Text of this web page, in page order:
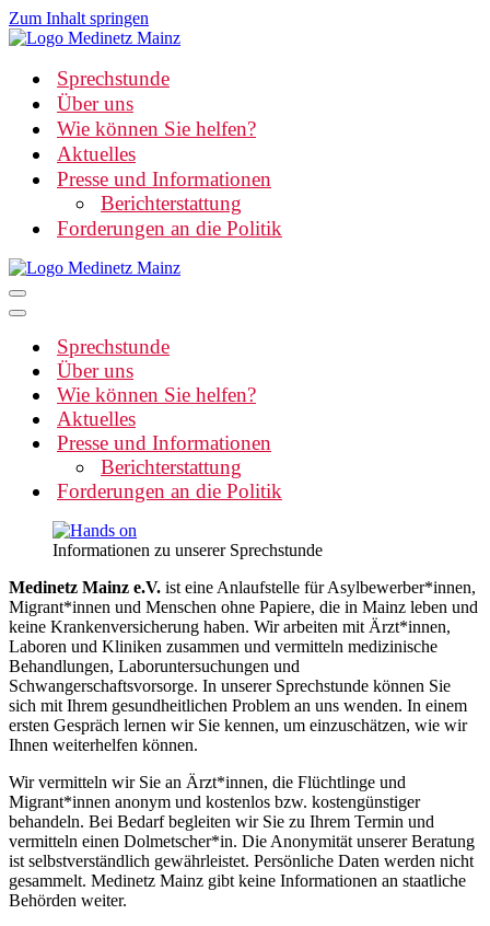
Zum Inhalt springen
Sprechstunde
Über uns
Wie können Sie helfen?
Aktuelles
Presse und Informationen
Berichterstattung
Forderungen an die Politik
Navigationsmenü
Navigationsmenü
Sprechstunde
Über uns
Wie können Sie helfen?
Aktuelles
Presse und Informationen
Berichterstattung
Forderungen an die Politik
Informationen zu unserer Sprechstunde
Medinetz Mainz e.V. ist eine Anlaufstelle für Asylbewerber*innen,
Migrant*innen und Menschen ohne Papiere, die in Mainz leben und
keine Krankenversicherung haben. Wir arbeiten mit Ärzt*innen,
Laboren und Kliniken zusammen und vermitteln medizinische
Behandlungen, Laboruntersuchungen und
Schwangerschaftsvorsorge. In unserer Sprechstunde können Sie
sich mit Ihrem gesundheitlichen Problem an uns wenden. In einem
ersten Gespräch lernen wir Sie kennen, um einzuschätzen, wie wir
Ihnen weiterhelfen können.
Wir vermitteln wir Sie an Ärzt*innen, die Flüchtlinge und
Migrant*innen anonym und kostenlos bzw. kostengünstiger
behandeln. Bei Bedarf begleiten wir Sie zu Ihrem Termin und
vermitteln einen Dolmetscher*in. Die Anonymität unserer Beratung
ist selbstverständlich gewährleistet. Persönliche Daten werden nicht
gesammelt. Medinetz Mainz gibt keine Informationen an staatliche
Behörden weiter.